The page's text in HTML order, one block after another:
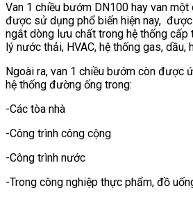
Van 1 chiều bướm DN100 hay van
được sử dụng phổ biến hiện nay,
ngắt dòng lưu chất trong hệ thống cấp
lý nước thải, HVAC, hệ thống gas, dầu,
Ngoài ra, van 1 chiều bướm còn được
hệ thống đường ống trong:
-Các tòa nhà
-Công trình công cộng
-Công trình nước
-Trong công nghiệp thực phẩm, đồ